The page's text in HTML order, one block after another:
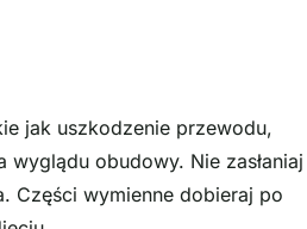
jak uszkodzenie przewodu,
obudowy. Nie zasłaniaj
Części wymienne dobieraj po